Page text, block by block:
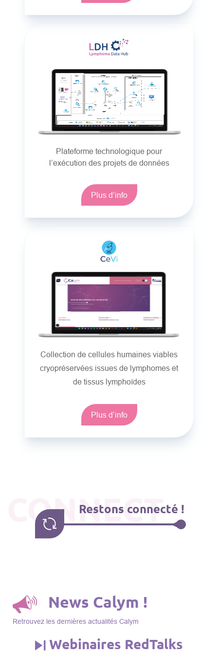
Plateforme technologique pour
l’exécution des projets de données
Plus d’info
Collection de cellules humaines viables
cryopréservées issues de lymphomes et
de tissus lymphoïdes
Plus d’info
CONNECT
Restons connecté !
News Calym !
Retrouvez les dernières actualités Calym
Webinaires RedTalks